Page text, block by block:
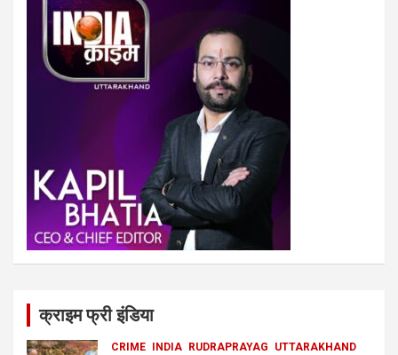
क्राइम फ्री इंडिया
CRIME INDIA RUDRAPRAYAG UTTARAKHAND